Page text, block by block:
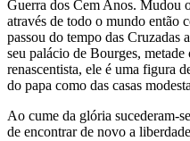
Guerra dos Cem Anos. Mudou
através de todo o mundo então
passou do tempo das Cruzadas
seu palácio de Bourges,
renascentista, ele é uma figura
do papa como das casas
Ao cume da glória sucederam-
de encontrar de novo a